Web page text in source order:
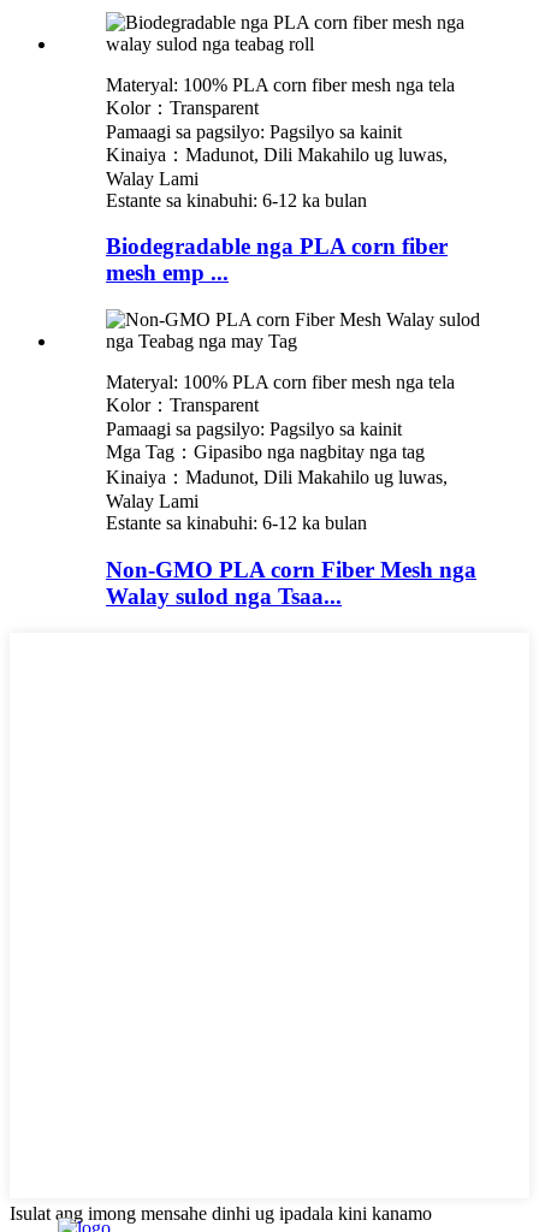
Materyal: 100% PLA corn fiber mesh nga tela
Kolor：Transparent
Pamaagi sa pagsilyo: Pagsilyo sa kainit
Kinaiya：Madunot, Dili Makahilo ug luwas,
Walay Lami
Estante sa kinabuhi: 6-12 ka bulan
Biodegradable nga PLA corn fiber
mesh emp ...
Materyal: 100% PLA corn fiber mesh nga tela
Kolor：Transparent
Pamaagi sa pagsilyo: Pagsilyo sa kainit
Mga Tag：Gipasibo nga nagbitay nga tag
Kinaiya：Madunot, Dili Makahilo ug luwas,
Walay Lami
Estante sa kinabuhi: 6-12 ka bulan
Non-GMO PLA corn Fiber Mesh nga
Walay sulod nga Tsaa...
Isulat ang imong mensahe dinhi ug ipadala kini kanamo